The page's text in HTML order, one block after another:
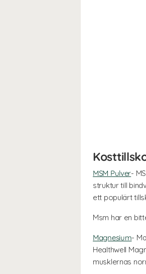
MSM Pulver-
struktur till
ett populärt
Msm har en
Magnesium-
Healthwell
musklernas